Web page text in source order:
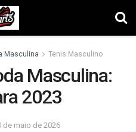
Masculina Tenis Masculino
Masculina:
2023
de maio de 2026